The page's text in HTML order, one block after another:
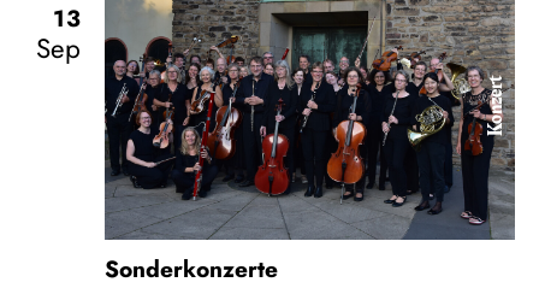
13
Sep
Konzert
Sonderkonzerte